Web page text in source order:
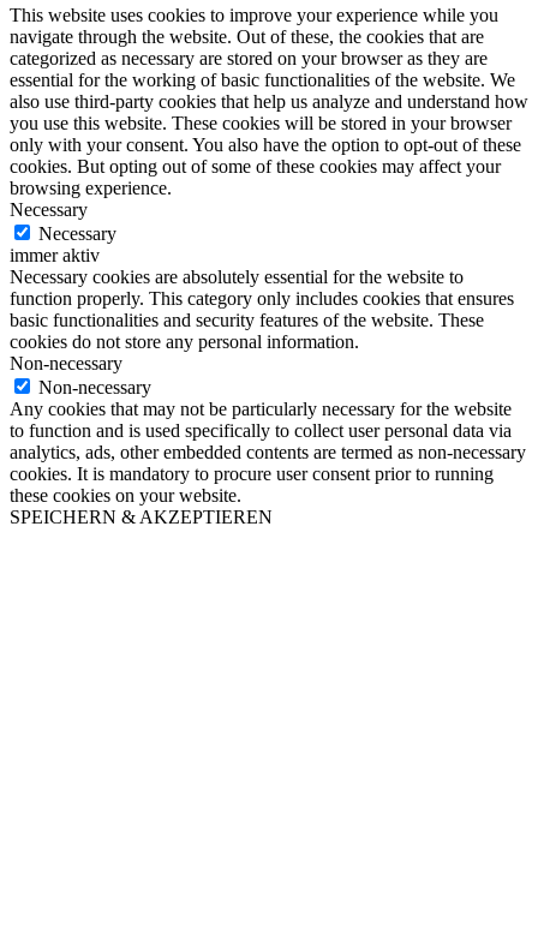
This website uses cookies to improve your experience while you
navigate through the website. Out of these, the cookies that are
categorized as necessary are stored on your browser as they are
essential for the working of basic functionalities of the website. We
also use third-party cookies that help us analyze and understand how
you use this website. These cookies will be stored in your browser
only with your consent. You also have the option to opt-out of these
cookies. But opting out of some of these cookies may affect your
browsing experience.
Necessary
Necessary
immer aktiv
Necessary cookies are absolutely essential for the website to
function properly. This category only includes cookies that ensures
basic functionalities and security features of the website. These
cookies do not store any personal information.
Non-necessary
Non-necessary
Any cookies that may not be particularly necessary for the website
to function and is used specifically to collect user personal data via
analytics, ads, other embedded contents are termed as non-necessary
cookies. It is mandatory to procure user consent prior to running
these cookies on your website.
SPEICHERN & AKZEPTIEREN